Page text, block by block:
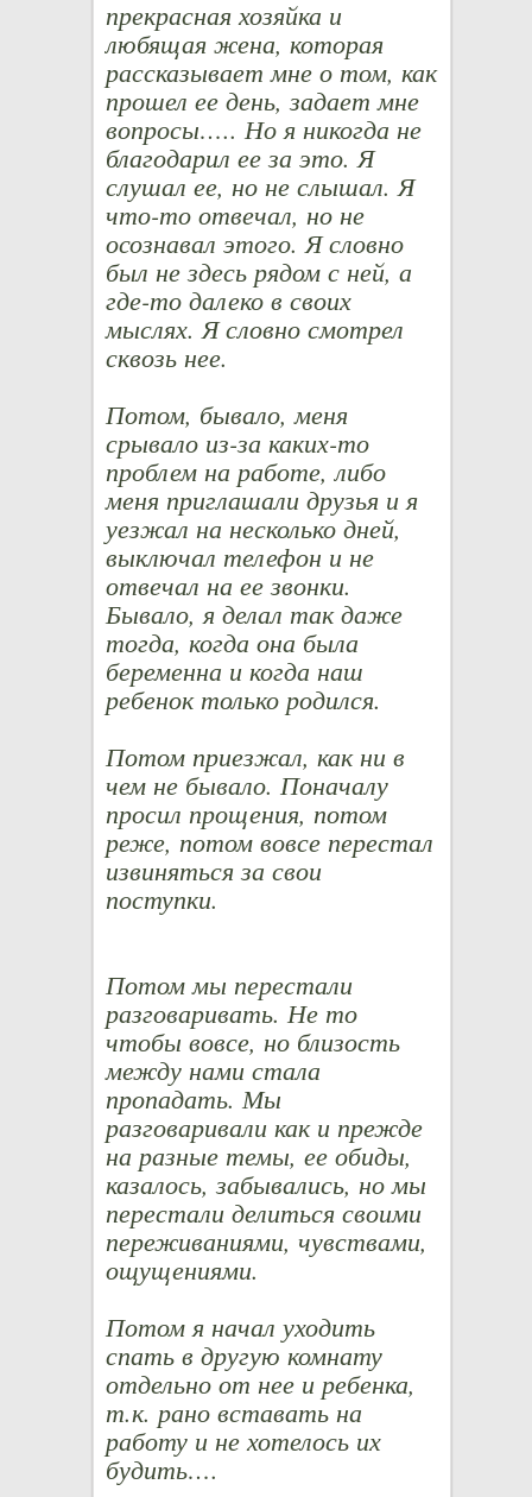
прекрасная хозяйка и
любящая жена, которая
рассказывает мне о том, как
прошел ее день, задает мне
вопросы….. Но я никогда не
благодарил ее за это. Я
слушал ее, но не слышал. Я
что-то отвечал, но не
осознавал этого. Я словно
был не здесь рядом с ней, а
где-то далеко в своих
мыслях. Я словно смотрел
сквозь нее.
Потом, бывало, меня
срывало из-за каких-то
проблем на работе, либо
меня приглашали друзья и я
уезжал на несколько дней,
выключал телефон и не
отвечал на ее звонки.
Бывало, я делал так даже
тогда, когда она была
беременна и когда наш
ребенок только родился.
Потом приезжал, как ни в
чем не бывало. Поначалу
просил прощения, потом
реже, потом вовсе перестал
извиняться за свои
поступки.
Потом мы перестали
разговаривать. Не то
чтобы вовсе, но близость
между нами стала
пропадать. Мы
разговаривали как и прежде
на разные темы, ее обиды,
казалось, забывались, но мы
перестали делиться своими
переживаниями, чувствами,
ощущениями.
Потом я начал уходить
спать в другую комнату
отдельно от нее и ребенка,
т.к. рано вставать на
работу и не хотелось их
будить….